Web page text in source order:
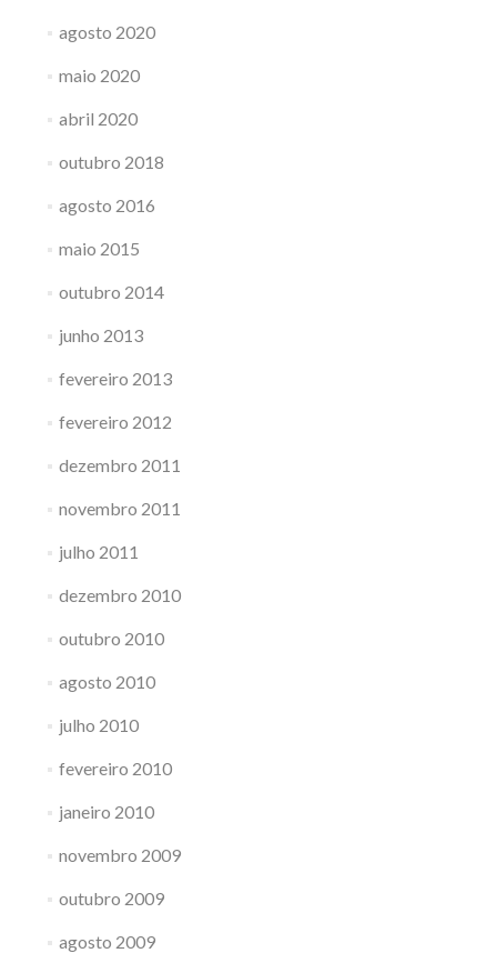
agosto 2020
maio 2020
abril 2020
outubro 2018
agosto 2016
maio 2015
outubro 2014
junho 2013
fevereiro 2013
fevereiro 2012
dezembro 2011
novembro 2011
julho 2011
dezembro 2010
outubro 2010
agosto 2010
julho 2010
fevereiro 2010
janeiro 2010
novembro 2009
outubro 2009
agosto 2009